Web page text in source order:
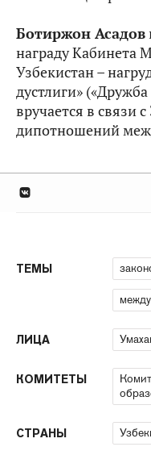
Ботиржон Асадов
награду Кабинета
Узбекистан –
дустлиги»
вручается в связи
дипотношений
ТЕМЫ
ЛИЦА
КОМИТЕТЫ
СТРАНЫ